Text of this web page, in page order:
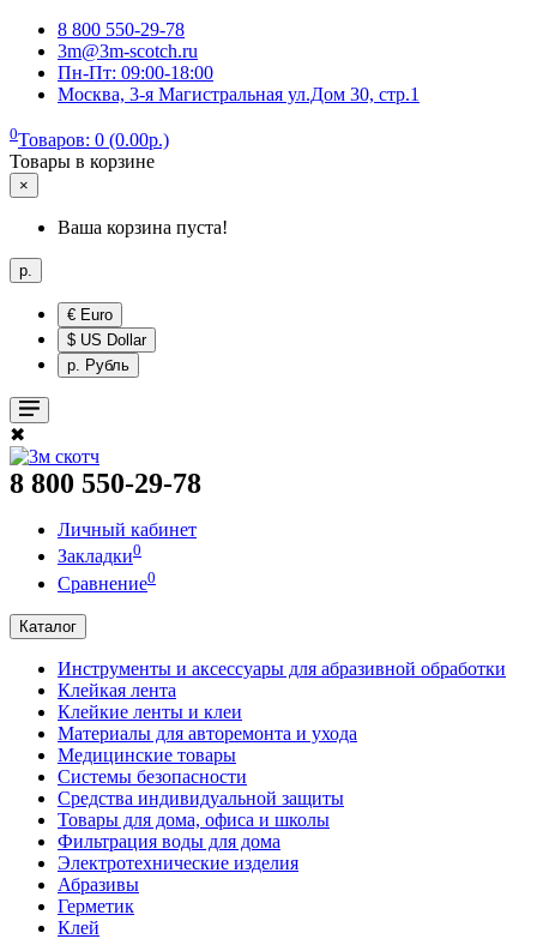
8 800 550-29-78
3m@3m-scotch.ru
Пн-Пт: 09:00-18:00
Москва, 3-я Магистральная ул.Дом 30, стр.1
0Товаров: 0 (0.00р.)
Товары в корзине
×
Ваша корзина пуста!
р.
€ Euro
$ US Dollar
р. Рубль
✖
8 800 550-29-78
Личный кабинет
Закладки0
Сравнение0
Каталог
Инструменты и аксессуары для абразивной обработки
Клейкая лента
Клейкие ленты и клеи
Материалы для авторемонта и ухода
Медицинские товары
Системы безопасности
Средства индивидуальной защиты
Товары для дома, офиса и школы
Фильтрация воды для дома
Электротехнические изделия
Абразивы
Герметик
Клей